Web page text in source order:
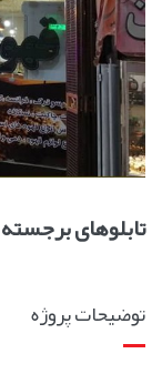
تابلوهای برجسته
توضیحات پروژه